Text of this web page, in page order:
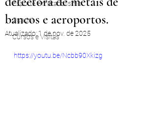
Esporte e metabolismo
Quadril
Cursos e Visitas
bancos e aeroportos.
Atualizado: 1 de nov. de 2025
https://youtu.be/Ncbb90Xkizg